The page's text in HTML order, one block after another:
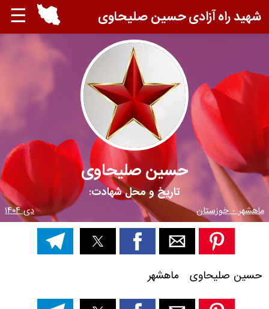
☰ شهید راه آزادی حسین صلیحاوی
حسین صلیحاوی
تاریخ و محل شهادت:
ماهشهر - خوزستان دی ۱۴۰۴
حسین صلیحاوی ماهشهر